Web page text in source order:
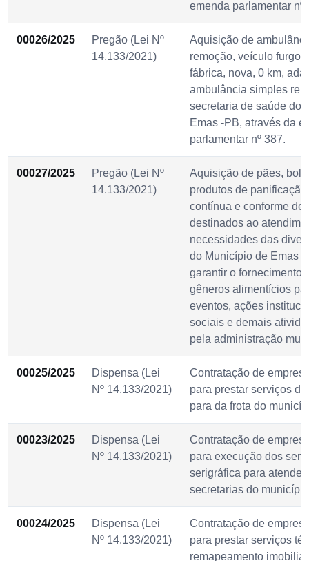
emenda parlamentar nº
00026/2025
Pregão (Lei Nº
14.133/2021)
Aquisição de
remoção, veículo
fábrica, nova, 0 km,
ambulância simples
secretaria de saúde do
Emas -PB, através da
parlamentar nº 387.
00027/2025
Pregão (Lei Nº
14.133/2021)
Aquisição de pães,
produtos de
contínua e conforme
destinados ao
necessidades das
do Município de Emas -
garantir o fornecimento
gêneros alimentícios
eventos, ações
sociais e demais
pela administração
00025/2025
Dispensa (Lei
Nº 14.133/2021)
Contratação de
para prestar serviços
para da frota do
00023/2025
Dispensa (Lei
Nº 14.133/2021)
Contratação de
para execução dos
serigráfica para atender
secretarias do
00024/2025
Dispensa (Lei
Nº 14.133/2021)
Contratação de
para prestar serviços
remapeamento